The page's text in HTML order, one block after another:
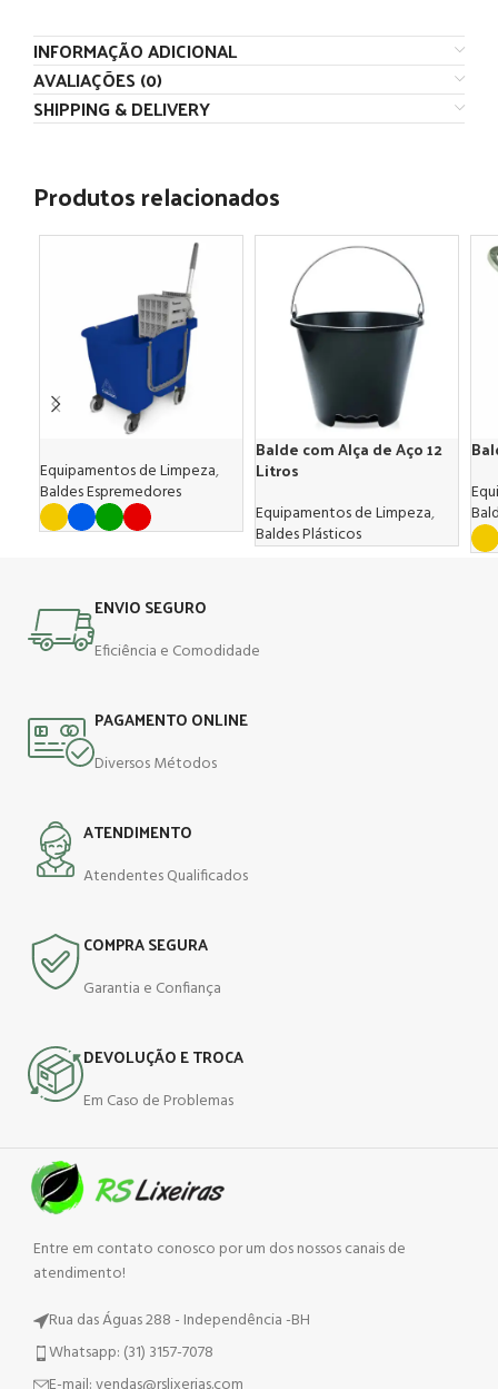
INFORMAÇÃO ADICIONAL
AVALIAÇÕES (0)
SHIPPING & DELIVERY
Produtos relacionados
Equipamentos de Limpeza,
Baldes Espremedores
Balde com Alça de Aço 12
Litros
Equipamentos de Limpeza,
Baldes Plásticos
ENVIO SEGURO
Eficiência e Comodidade
PAGAMENTO ONLINE
Diversos Métodos
ATENDIMENTO
Atendentes Qualificados
COMPRA SEGURA
Garantia e Confiança
DEVOLUÇÃO E TROCA
Em Caso de Problemas
Entre em contato conosco por um dos nossos canais de
atendimento!
Rua das Águas 288 - Independência -BH
Whatsapp: (31) 3157-7078
vez.
Ver um tutorial detalhado